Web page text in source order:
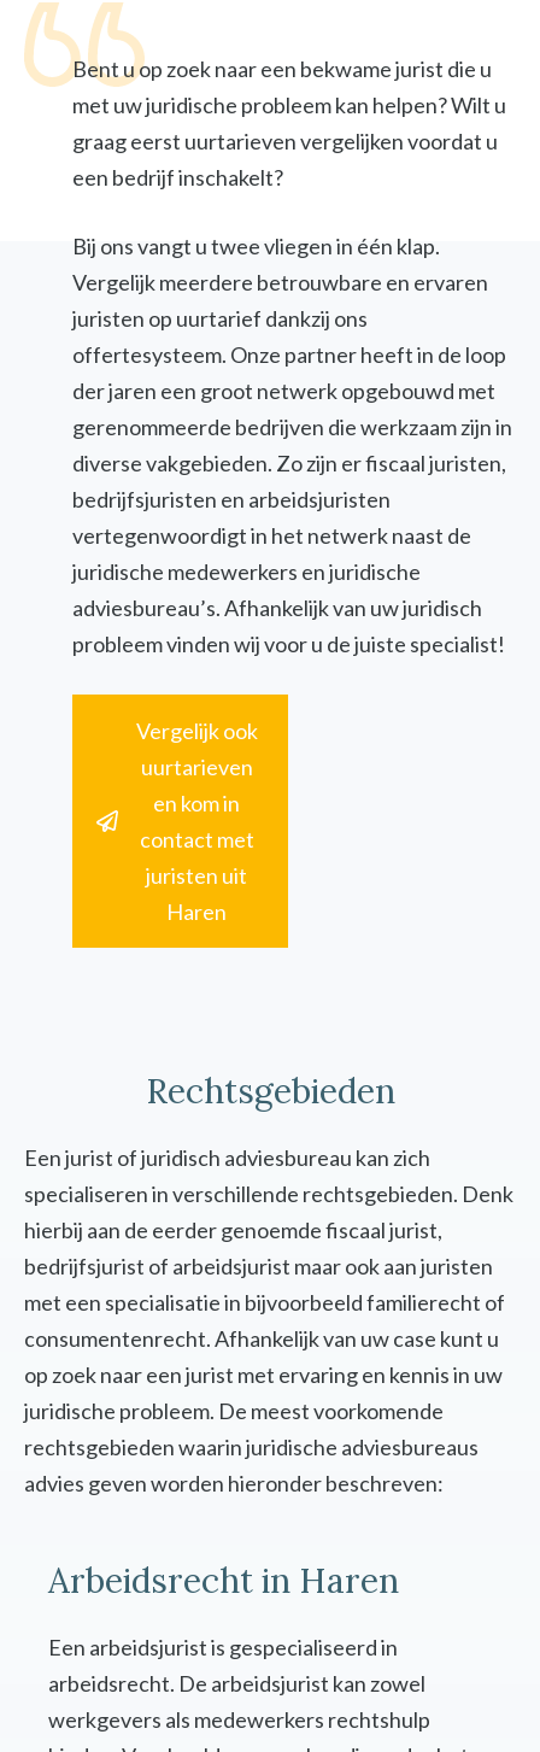
Bent u op zoek naar een bekwame jurist die u
met uw juridische probleem kan helpen? Wilt u
graag eerst uurtarieven vergelijken voordat u
een bedrijf inschakelt?
Bij ons vangt u twee vliegen in één klap.
Vergelijk meerdere betrouwbare en ervaren
juristen op uurtarief dankzij ons
offertesysteem. Onze partner heeft in de loop
der jaren een groot netwerk opgebouwd met
gerenommeerde bedrijven die werkzaam zijn in
diverse vakgebieden. Zo zijn er fiscaal juristen,
bedrijfsjuristen en arbeidsjuristen
vertegenwoordigt in het netwerk naast de
juridische medewerkers en juridische
adviesbureau’s. Afhankelijk van uw juridisch
probleem vinden wij voor u de juiste specialist!
Vergelijk ook
uurtarieven
en kom in
contact met
juristen uit
Haren
Rechtsgebieden
Een jurist of juridisch adviesbureau kan zich
specialiseren in verschillende rechtsgebieden. Denk
hierbij aan de eerder genoemde fiscaal jurist,
bedrijfsjurist of arbeidsjurist maar ook aan juristen
met een specialisatie in bijvoorbeeld familierecht of
consumentenrecht. Afhankelijk van uw case kunt u
op zoek naar een jurist met ervaring en kennis in uw
juridische probleem. De meest voorkomende
rechtsgebieden waarin juridische adviesbureaus
advies geven worden hieronder beschreven:
Arbeidsrecht in Haren
Een arbeidsjurist is gespecialiseerd in
arbeidsrecht. De arbeidsjurist kan zowel
werkgevers als medewerkers rechtshulp